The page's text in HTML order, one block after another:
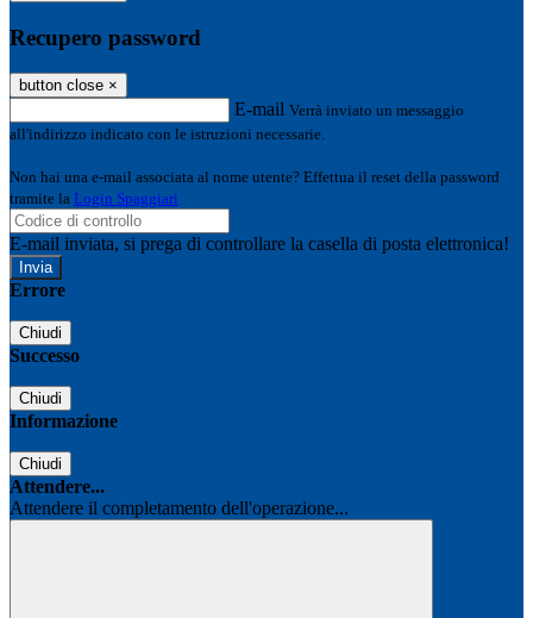
Recupero password
button close ×
E-mail Verrà inviato un messaggio
all'indirizzo indicato con le istruzioni necessarie.
Non hai una e-mail associata al nome utente? Effettua il reset della password
tramite la Login Spaggiari
E-mail inviata, si prega di controllare la casella di posta elettronica!
Errore
Chiudi
Successo
Chiudi
Informazione
Chiudi
Attendere...
Attendere il completamento dell'operazione...